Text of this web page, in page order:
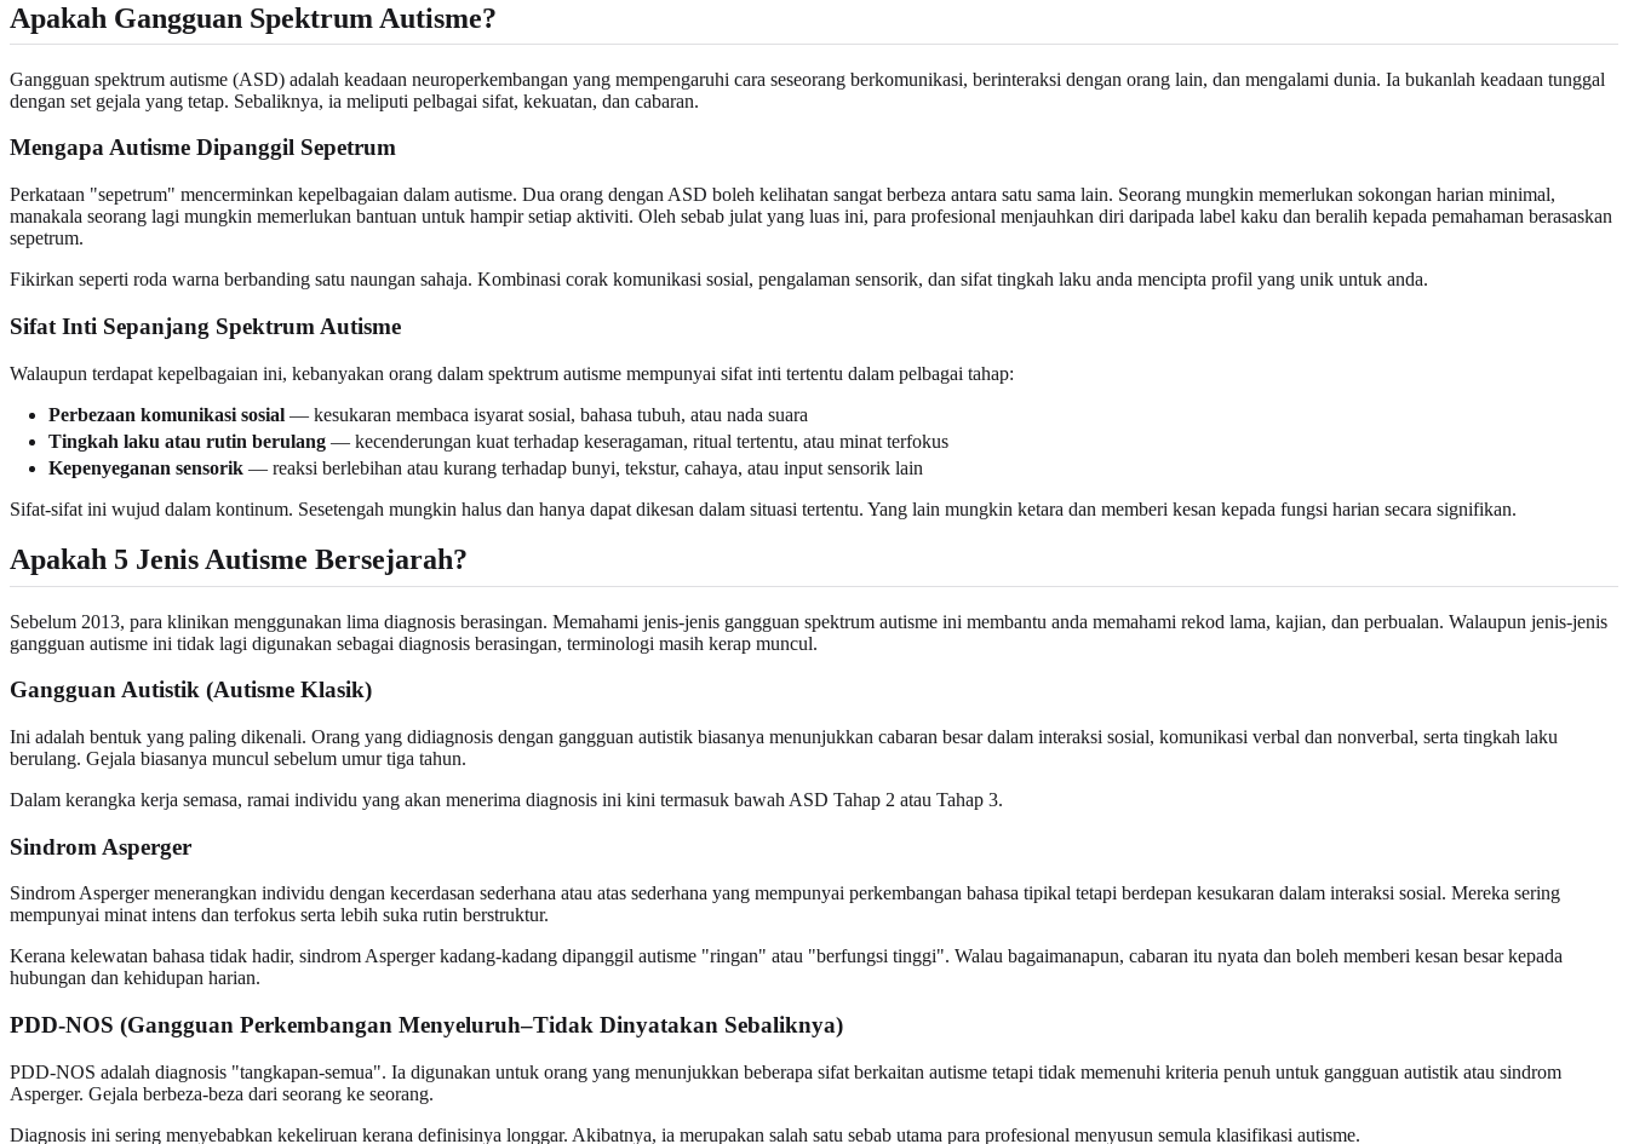
Apakah Gangguan Spektrum Autisme?
Gangguan spektrum autisme (ASD) adalah keadaan neuroperkembangan yang mempengaruhi cara seseorang berkomunikasi, berinteraksi dengan orang lain, dan mengalami dunia. Ia bukanlah keadaan tunggal
dengan set gejala yang tetap. Sebaliknya, ia meliputi pelbagai sifat, kekuatan, dan cabaran.
Mengapa Autisme Dipanggil Sepetrum
Perkataan "sepetrum" mencerminkan kepelbagaian dalam autisme. Dua orang dengan ASD boleh kelihatan sangat berbeza antara satu sama lain. Seorang mungkin memerlukan sokongan harian minimal,
manakala seorang lagi mungkin memerlukan bantuan untuk hampir setiap aktiviti. Oleh sebab julat yang luas ini, para profesional menjauhkan diri daripada label kaku dan beralih kepada pemahaman berasaskan
sepetrum.
Fikirkan seperti roda warna berbanding satu naungan sahaja. Kombinasi corak komunikasi sosial, pengalaman sensorik, dan sifat tingkah laku anda mencipta profil yang unik untuk anda.
Sifat Inti Sepanjang Spektrum Autisme
Walaupun terdapat kepelbagaian ini, kebanyakan orang dalam spektrum autisme mempunyai sifat inti tertentu dalam pelbagai tahap:
Perbezaan komunikasi sosial — kesukaran membaca isyarat sosial, bahasa tubuh, atau nada suara
Tingkah laku atau rutin berulang — kecenderungan kuat terhadap keseragaman, ritual tertentu, atau minat terfokus
Kepenyeganan sensorik — reaksi berlebihan atau kurang terhadap bunyi, tekstur, cahaya, atau input sensorik lain
Sifat-sifat ini wujud dalam kontinum. Sesetengah mungkin halus dan hanya dapat dikesan dalam situasi tertentu. Yang lain mungkin ketara dan memberi kesan kepada fungsi harian secara signifikan.
Apakah 5 Jenis Autisme Bersejarah?
Sebelum 2013, para klinikan menggunakan lima diagnosis berasingan. Memahami jenis-jenis gangguan spektrum autisme ini membantu anda memahami rekod lama, kajian, dan perbualan. Walaupun jenis-jenis
gangguan autisme ini tidak lagi digunakan sebagai diagnosis berasingan, terminologi masih kerap muncul.
Gangguan Autistik (Autisme Klasik)
Ini adalah bentuk yang paling dikenali. Orang yang didiagnosis dengan gangguan autistik biasanya menunjukkan cabaran besar dalam interaksi sosial, komunikasi verbal dan nonverbal, serta tingkah laku
berulang. Gejala biasanya muncul sebelum umur tiga tahun.
Dalam kerangka kerja semasa, ramai individu yang akan menerima diagnosis ini kini termasuk bawah ASD Tahap 2 atau Tahap 3.
Sindrom Asperger
Sindrom Asperger menerangkan individu dengan kecerdasan sederhana atau atas sederhana yang mempunyai perkembangan bahasa tipikal tetapi berdepan kesukaran dalam interaksi sosial. Mereka sering
mempunyai minat intens dan terfokus serta lebih suka rutin berstruktur.
Kerana kelewatan bahasa tidak hadir, sindrom Asperger kadang-kadang dipanggil autisme "ringan" atau "berfungsi tinggi". Walau bagaimanapun, cabaran itu nyata dan boleh memberi kesan besar kepada
hubungan dan kehidupan harian.
PDD-NOS (Gangguan Perkembangan Menyeluruh–Tidak Dinyatakan Sebaliknya)
PDD-NOS adalah diagnosis "tangkapan-semua". Ia digunakan untuk orang yang menunjukkan beberapa sifat berkaitan autisme tetapi tidak memenuhi kriteria penuh untuk gangguan autistik atau sindrom
Asperger. Gejala berbeza-beza dari seorang ke seorang.
Diagnosis ini sering menyebabkan kekeliruan kerana definisinya longgar. Akibatnya, ia merupakan salah satu sebab utama para profesional menyusun semula klasifikasi autisme.